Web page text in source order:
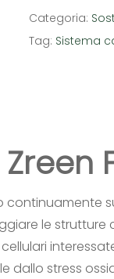
Categoria:
Tag: Sistema
le strutture
dallo stress